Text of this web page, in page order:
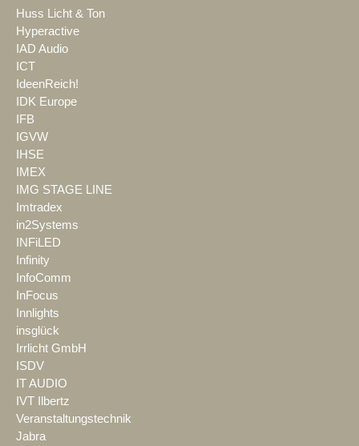
Huss Licht & Ton
Hyperactive
IAD Audio
ICT
IdeenReich!
IDK Europe
IFB
IGVW
IHSE
IMEX
IMG STAGE LINE
Imtradex
in2Systems
INFiLED
Infinity
InfoComm
InFocus
Innlights
insglück
Irrlicht GmbH
ISDV
IT AUDIO
IVT Ilbertz
Veranstaltungstechnik
Jabra